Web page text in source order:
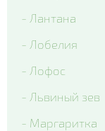
- Лантана
- Лобелия
- Лофос
- Львиный зев
- Маргаритка